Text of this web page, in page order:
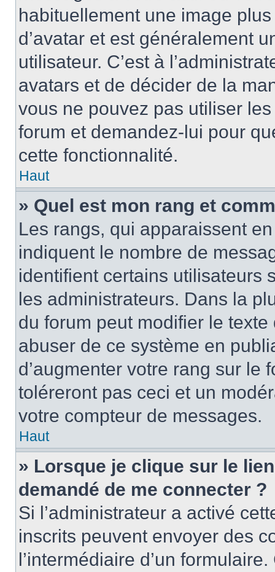
habituellement une image
d’avatar et est généralement
utilisateur. C’est à
avatars et de décider de la
vous ne pouvez pas utiliser
forum et demandez-lui pour
cette fonctionnalité.
Haut
» Quel est mon rang et
Les rangs, qui apparaissent
indiquent le nombre de
identifient certains utilisateurs
les administrateurs. Dans la
du forum peut modifier le
abuser de ce système en
d’augmenter votre rang sur le
toléreront pas ceci et un
votre compteur de messages.
Haut
» Lorsque je clique sur le
demandé de me connecter ?
Si l’administrateur a activé
inscrits peuvent envoyer des
l’intermédiaire d’un